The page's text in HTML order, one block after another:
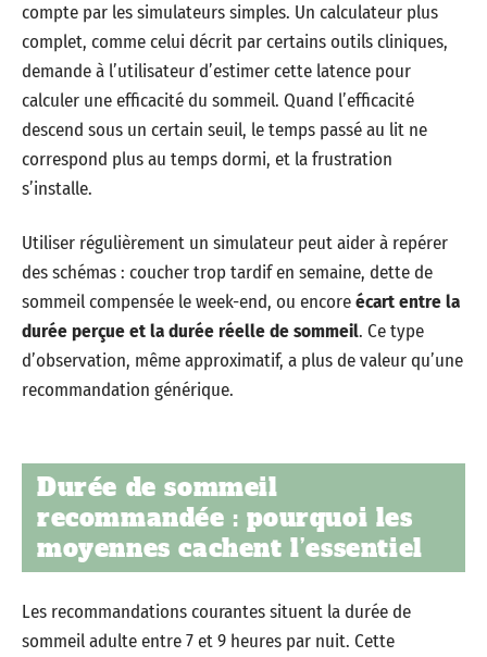
compte par les simulateurs simples. Un calculateur plus
complet, comme celui décrit par certains outils cliniques,
demande à l’utilisateur d’estimer cette latence pour
calculer une efficacité du sommeil. Quand l’efficacité
descend sous un certain seuil, le temps passé au lit ne
correspond plus au temps dormi, et la frustration
s’installe.
Utiliser régulièrement un simulateur peut aider à repérer
des schémas : coucher trop tardif en semaine, dette de
sommeil compensée le week-end, ou encoreécart entre la
durée perçue et la durée réelle de sommeil. Ce type
d’observation, même approximatif, a plus de valeur qu’une
recommandation générique.
Durée de sommeil
recommandée : pourquoi les
moyennes cachent l’essentiel
Les recommandations courantes situent la durée de
sommeil adulte entre 7 et 9 heures par nuit. Cette